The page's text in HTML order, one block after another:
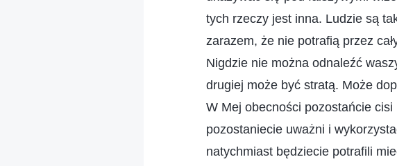
tych rzeczy jest inna. Ludzie są
zarazem, że nie potrafią przez
Nigdzie nie można odnaleźć
drugiej może być stratą. Może
W Mej obecności pozostańcie
pozostaniecie uważni i
natychmiast będziecie potrafili